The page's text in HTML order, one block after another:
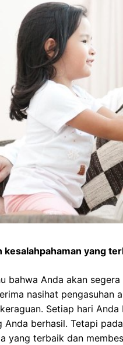
kesalahpahaman yang
bahwa Anda akan
nasihat pengasuhan
Setiap hari
Anda berhasil. Tetapi
yang terbaik dan
Karena ...
Cara Belajar yang Tepat
Anak Tumbuh Sesuai
Potensinya